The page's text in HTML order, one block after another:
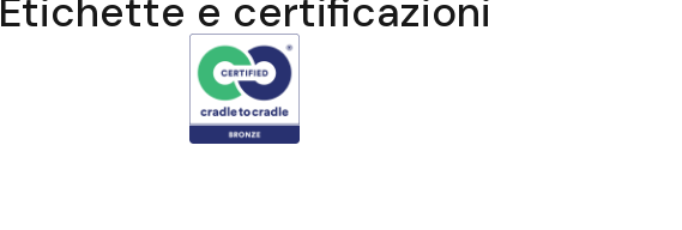
Etichette e certificazioni